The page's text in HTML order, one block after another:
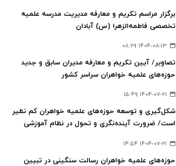
برگزار مراسم تکریم و معارفه مدیریت مدرسه علمیه
تخصصی فاطمه‌الزهرا (س) آبادان
۱۴۰۴-۰۸-۱۳ ۰۸:۲۹
تصاویر/ آیین تکریم و معارفه مدیران سابق و جدید
حوزه‌های علمیه خواهران سراسر کشور
۱۴۰۴-۰۷-۲۱ ۱۵:۴۹
شکل‌گیری و توسعه حوزه‌های علمیه خواهران کم نظیر
است/ ضرورت آینده‌نگری و تحول در نظام آموزشی
۱۴۰۴-۰۷-۲۱ ۱۴:۵۴
حوزه‌های علمیه خواهران رسالت سنگینی در تبیین